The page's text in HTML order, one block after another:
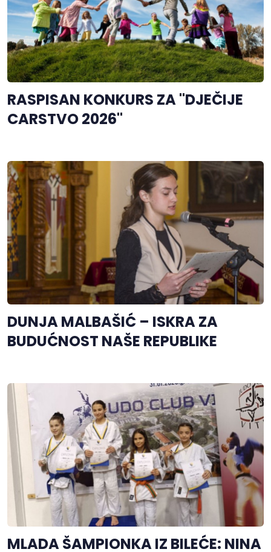
RASPISAN KONKURS ZA "DJEČIJE
CARSTVO 2026"
DUNJA MALBAŠIĆ – ISKRA ZA
BUDUĆNOST NAŠE REPUBLIKE
MLADA ŠAMPIONKA IZ BILEĆE: NINA